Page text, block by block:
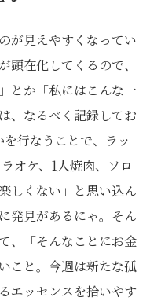
が見えやすくなってい
顕在化してくるので、
とか「私にはこんな一
、なるべく記録してお
行なうことで、ラッ
オケ、1人焼肉、ソロ
しくない」と思い込ん
発見があるにゃ。そん
、「そんなことにお金
こと。今週は新たな孤
エッセンスを拾いやす